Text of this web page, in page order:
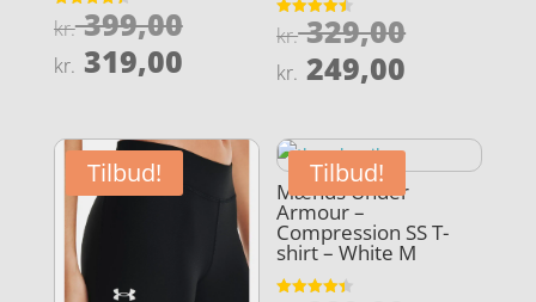
Vurderet
4.4
kr.399,00Den
oprindelige
kr. 399,00.
kr. 319,00Den
aktuelle
er:
kr. 319,00.
Vurderet
4.5
kr.329,00Den
kr.
kr. 249,00
pris
er:
kr.
Tilbud! Tilbud!
Mænds Under
Armour –
Compression SS T-
shirt – White M